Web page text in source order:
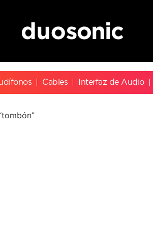
Cables Interfaz de Audio